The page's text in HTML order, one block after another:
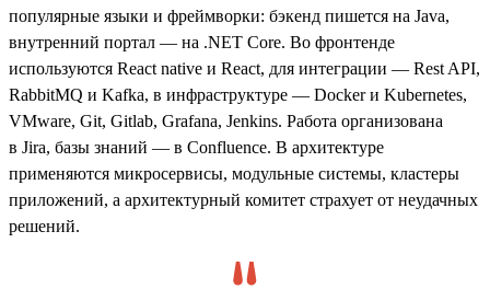
популярные языки и фреймворки: бэкенд пишется на Java,
внутренний портал — на .NET Сore. Во фронтенде
используются React native и React, для интеграции — Rest API,
RabbitMQ и Kafka, в инфраструктуре — Docker и Kubernetes,
VMware, Git, Gitlab, Grafana, Jenkins. Работа организована
в Jira, базы знаний — в Confluence. В архитектуре
применяются микросервисы, модульные системы, кластеры
приложений, а архитектурный комитет страхует от неудачных
решений.